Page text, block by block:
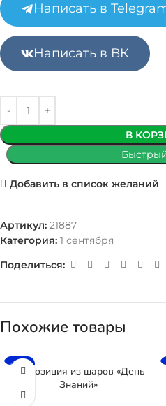
Написать в
Написать в ВК
В
Добавить в список желаний
Артикул: 21887
Категория: 1 сентября
Поделиться:
Похожие товары
-26%
Композиция из шаров «День
Знаний»